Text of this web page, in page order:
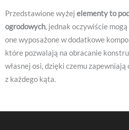
Przedstawione wyżej elementy to
ogrodowych, jednak oczywiście
one wyposażone w dodatkowe
które pozwalają na obracanie
własnej osi, dzięki czemu zapewniają
z każdego kąta.